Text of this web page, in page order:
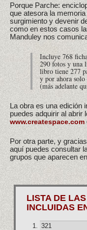
Porque Parche:
que atesora la
surgimiento y devenir
como en estos casos
Manduley nos
Incluye 768
290 fotos y una
libro tiene 277
y por ahora
(más adelante
La obra es una edición
puedes adquirir al abrir
www.createspace.com
Por otra parte, y
aquí puedes consultar
grupos que aparecen
LISTA DE
INCLUIDAS
321